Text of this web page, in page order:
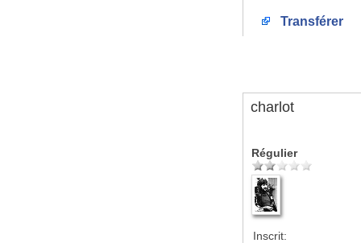
Transférer
charlot
Régulier
Inscrit: